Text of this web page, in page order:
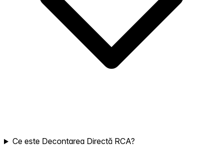
Ce este Decontarea Directă RCA?